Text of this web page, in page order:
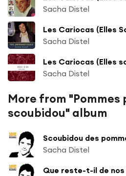
Sacha Distel
Sacha Distel
Sacha Distel
More from "Pommes
scoubidou" album
Scoubidou des
Sacha Distel
Que reste-t-il de nos